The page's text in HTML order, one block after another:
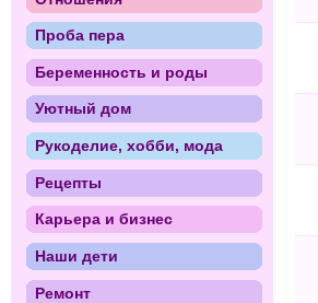
Проба пера
Беременность и роды
Уютный дом
Рукоделие, хобби, мода
Рецепты
Карьера и бизнес
Наши дети
Ремонт